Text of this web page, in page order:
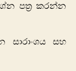
පත්‍ර කරන්න
සහ